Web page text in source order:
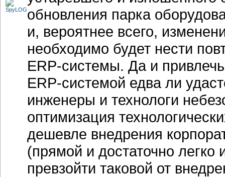
обновления парка
и, вероятнее всего,
необходимо будет нести
ERP-системы. Да и
ERP-системой едва ли
инженеры и технологи
оптимизация
дешевле внедрения
(прямой и достаточно
превзойти таковой от